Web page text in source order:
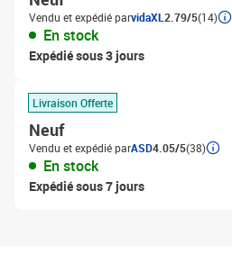
Vendu et expédié parvidaXL 2.79/5(14)
En stock
Expédié sous 3 jours
Livraison Offerte
Neuf
Vendu et expédié parASD4.05/5(38)
En stock
Expédié sous 7 jours